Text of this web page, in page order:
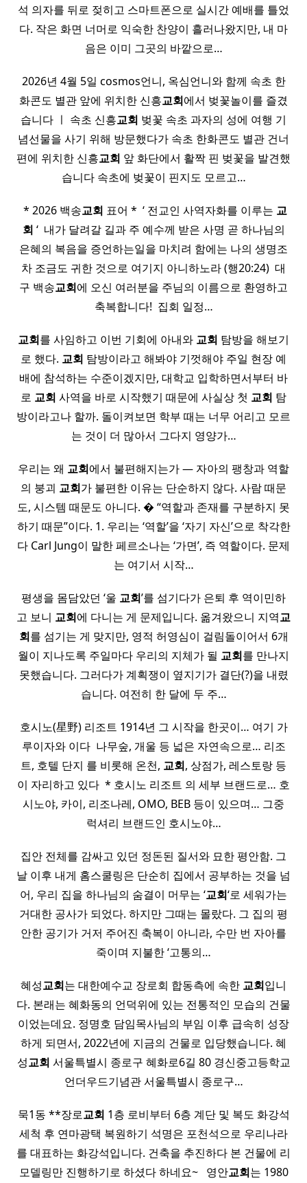
석 의자를 뒤로 젖히고 스마트폰으로 실시간 예배를 틀었
다. 작은 화면 너머로 익숙한 찬양이 흘러나왔지만, 내 마
음은 이미 그곳의 바깥으로…
2026년 4월 5일 cosmos언니, 옥심언니와 함께 속초 한
화콘도 별관 앞에 위치한 신흥교회에서 벚꽃놀이를 즐겼
습니다 ㅣ 속초 신흥교회 벚꽃 속초 과자의 성에 여행 기
념선물을 사기 위해 방문했다가 속초 한화콘도 별관 건너
편에 위치한 신흥교회 앞 화단에서 활짝 핀 벚꽃을 발견했
습니다 속초에 벚꽃이 핀지도 모르고…
​ * 2026 백송교회 표어 * ​ ‘ 전교인 사역자화를 이루는 교
회 ‘ ​ 내가 달려갈 길과 주 예수께 받은 사명 곧 하나님의
은혜의 복음을 증언하는일을 마치려 함에는 나의 생명조
차 조금도 귀한 것으로 여기지 아니하노라 (행20:24) ​ 대
구 백송교회에 오신 여러분을 주님의 이름으로 환영하고
축복합니다! ​ 집회 일정…
교회를 사임하고 이번 기회에 아내와 교회 탐방을 해보기
로 했다. 교회 탐방이라고 해봐야 기껏해야 주일 현장 예
배에 참석하는 수준이겠지만, 대학교 입학하면서부터 바
로 교회 사역을 바로 시작했기 때문에 사실상 첫 교회 탐
방이라고나 할까. 돌이켜보면 학부 때는 너무 어리고 모르
는 것이 더 많아서 그다지 영양가…
우리는 왜 교회에서 불편해지는가 — 자아의 팽창과 역할
의 붕괴 교회가 불편한 이유는 단순하지 않다. 사람 때문
도, 시스템 때문도 아니다. � “역할과 존재를 구분하지 못
하기 때문”이다. 1. 우리는 ‘역할’을 ‘자기 자신’으로 착각한
다 Carl Jung이 말한 페르소나는 ‘가면’, 즉 역할이다. 문제
는 여기서 시작…
평생을 몸담았던 ‘울 교회’를 섬기다가 은퇴 후 역이민하
고 보니 교회에 다니는 게 문제입니다. 옮겨왔으니 지역교
회를 섬기는 게 맞지만, 영적 허영심이 걸림돌이어서 6개
월이 지나도록 주일마다 우리의 지체가 될 교회를 만나지
못했습니다. 그러다가 계획쟁이 옆지기가 결단(?)을 내렸
습니다. 여전히 한 달에 두 주…
호시노(星野) 리조트 1914년 그 시작을 한곳이… 여기 가
루이자와 이다 ​ 나무숲, 개울 등 넓은 자연속으로… 리조
트, 호텔 단지 를 비롯해 온천, 교회, 상점가, 레스토랑 등
이 자리하고 있다 ​ * 호시노 리조트 의 세부 브랜드로… 호
시노야, 카이, 리조나레, OMO, BEB 등이 있으며… 그중
럭셔리 브랜드인 호시노야…
집안 전체를 감싸고 있던 정돈된 질서와 묘한 평안함. 그
날 이후 내게 홈스쿨링은 단순히 집에서 공부하는 것을 넘
어, 우리 집을 하나님의 숨결이 머무는 ‘교회‘로 세워가는
거대한 공사가 되었다. 하지만 그때는 몰랐다. 그 집의 평
안한 공기가 거저 주어진 축복이 아니라, 수만 번 자아를
죽이며 지불한 ‘고통의…
혜성교회는 대한예수교 장로회 합동측에 속한 교회입니
다. 본래는 혜화동의 언덕위에 있는 전통적인 모습의 건물
이었는데요. 정명호 담임목사님의 부임 이후 급속히 성장
하게 되면서, 2022년에 지금의 건물로 입당했습니다. 혜
성교회 서울특별시 종로구 혜화로6길 80 경신중고등학교
언더우드기념관 서울특별시 종로구…
묵1동 **장로교회 1층 로비부터 6층 계단 및 복도 화강석
세척 후 연마광택 복원하기 석명은 포천석으로 우리나라
를 대표하는 화강석입니다. 건축을 추진하다 본 건물에 리
모델링만 진행하기로 하셨다 하네요~ ​ ​ 영안교회는 1980